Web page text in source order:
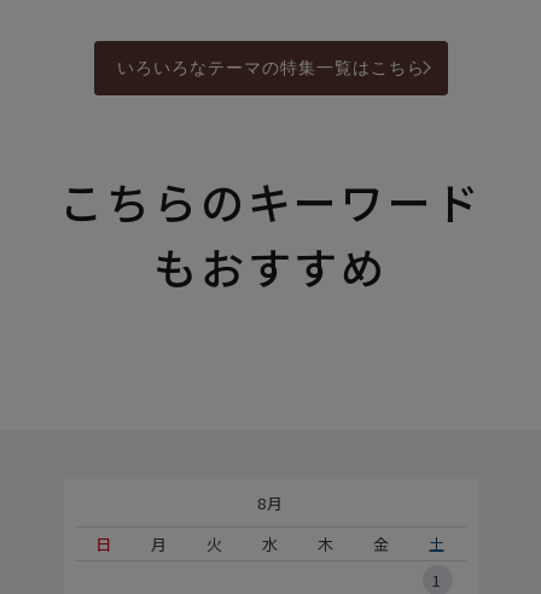
いろいろなテーマの特集一覧はこちら
こちらのキーワード
もおすすめ
8月
日
月 火 水 木 金
土
1